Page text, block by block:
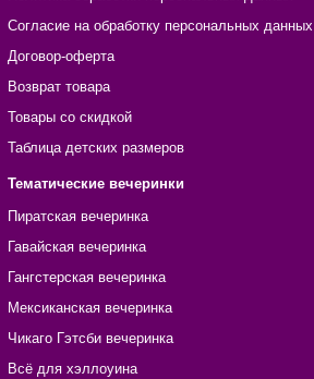
Согласие на обработку персональных данных
Договор-оферта
Возврат товара
Товары со скидкой
Таблица детских размеров
Тематические вечеринки
Пиратская вечеринка
Гавайская вечеринка
Гангстерская вечеринка
Мексиканская вечеринка
Чикаго Гэтсби вечеринка
Всё для хэллоуина